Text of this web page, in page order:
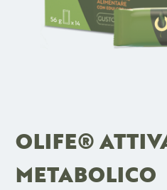
OLIFE®
METABOLICO